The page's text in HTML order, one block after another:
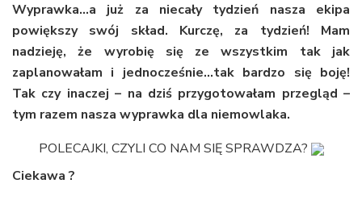
Wyprawka…a już za niecały tydzień nasza ekipa
powiększy swój skład. Kurczę, za tydzień! Mam
nadzieję, że wyrobię się ze wszystkim tak jak
zaplanowałam i jednocześnie…tak bardzo się boję!
Tak czy inaczej – na dziś przygotowałam przegląd –
tym razem nasza wyprawka dla niemowlaka.
POLECAJKI, CZYLI CO NAM SIĘ SPRAWDZA?
Ciekawa ?